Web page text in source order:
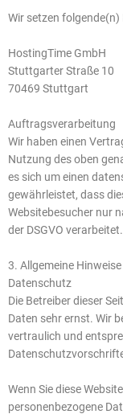
Wir setzen folgende(n)
HostingTime GmbH
Stuttgarter Straße 10
70469 Stuttgart
Auftragsverarbeitung
Wir haben einen
Nutzung des oben
es sich um einen
gewährleistet, dass
Websitebesucher nur
der DSGVO verarbeitet.
3. Allgemeine
Datenschutz
Die Betreiber dieser
Daten sehr ernst. Wir
vertraulich und
Wenn Sie diese
personenbezogene